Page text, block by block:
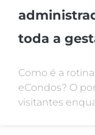
toda a
Como é a
eCondos? O
visitantes